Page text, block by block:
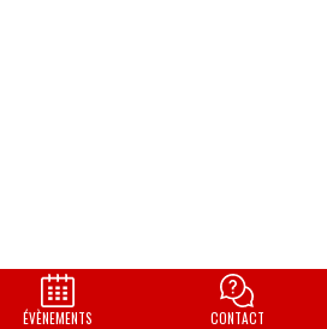
ÉVÈNEMENTS CONTACT